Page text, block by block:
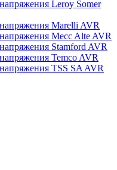
Leroy Somer
Marelli AVR
Mecc Alte AVR
Stamford AVR
Temco AVR
TSS SA AVR